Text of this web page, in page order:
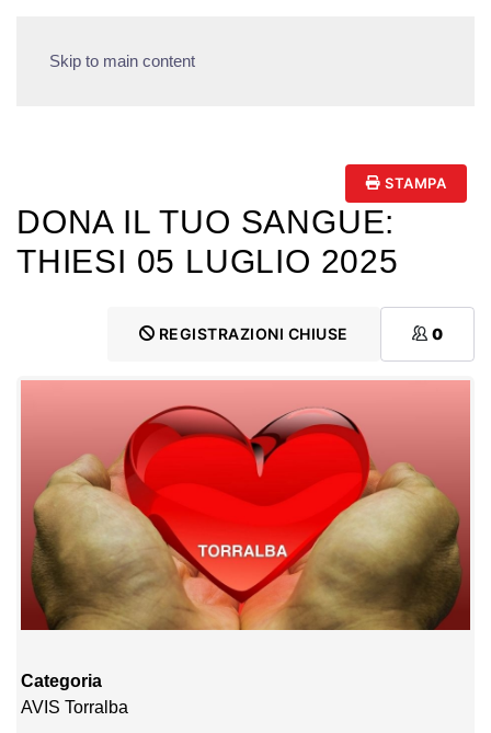
Skip to main content
STAMPA
DONA IL TUO SANGUE:
THIESI 05 LUGLIO 2025
REGISTRAZIONI CHIUSE 0
Categoria
AVIS Torralba